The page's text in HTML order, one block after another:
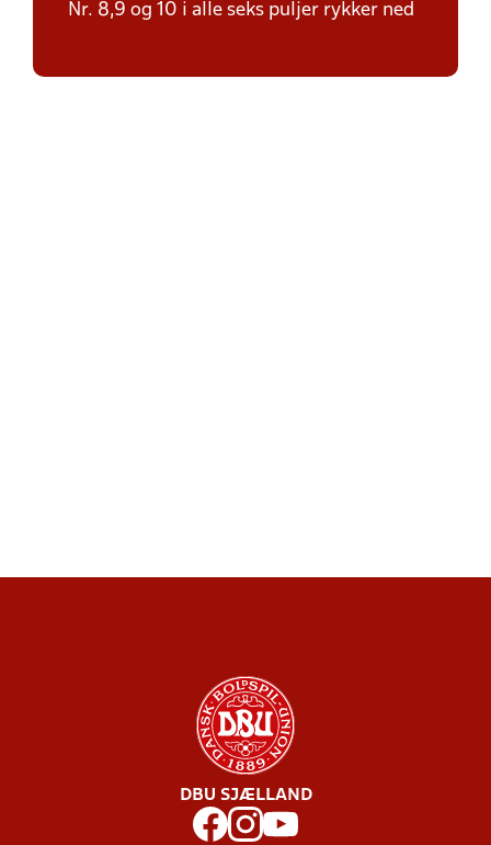
Nr. 8,9 og 10 i alle seks puljer rykker ned
DBU SJÆLLAND